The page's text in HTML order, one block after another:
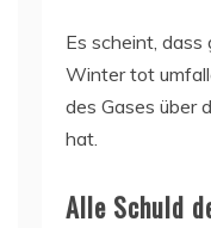
Es scheint,
Winter tot
des Gases über
hat.
Alle Schuld